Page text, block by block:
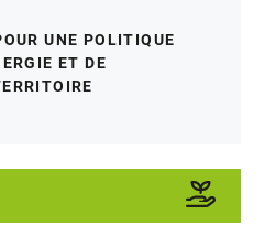
UNE POLITIQUE
ET DE